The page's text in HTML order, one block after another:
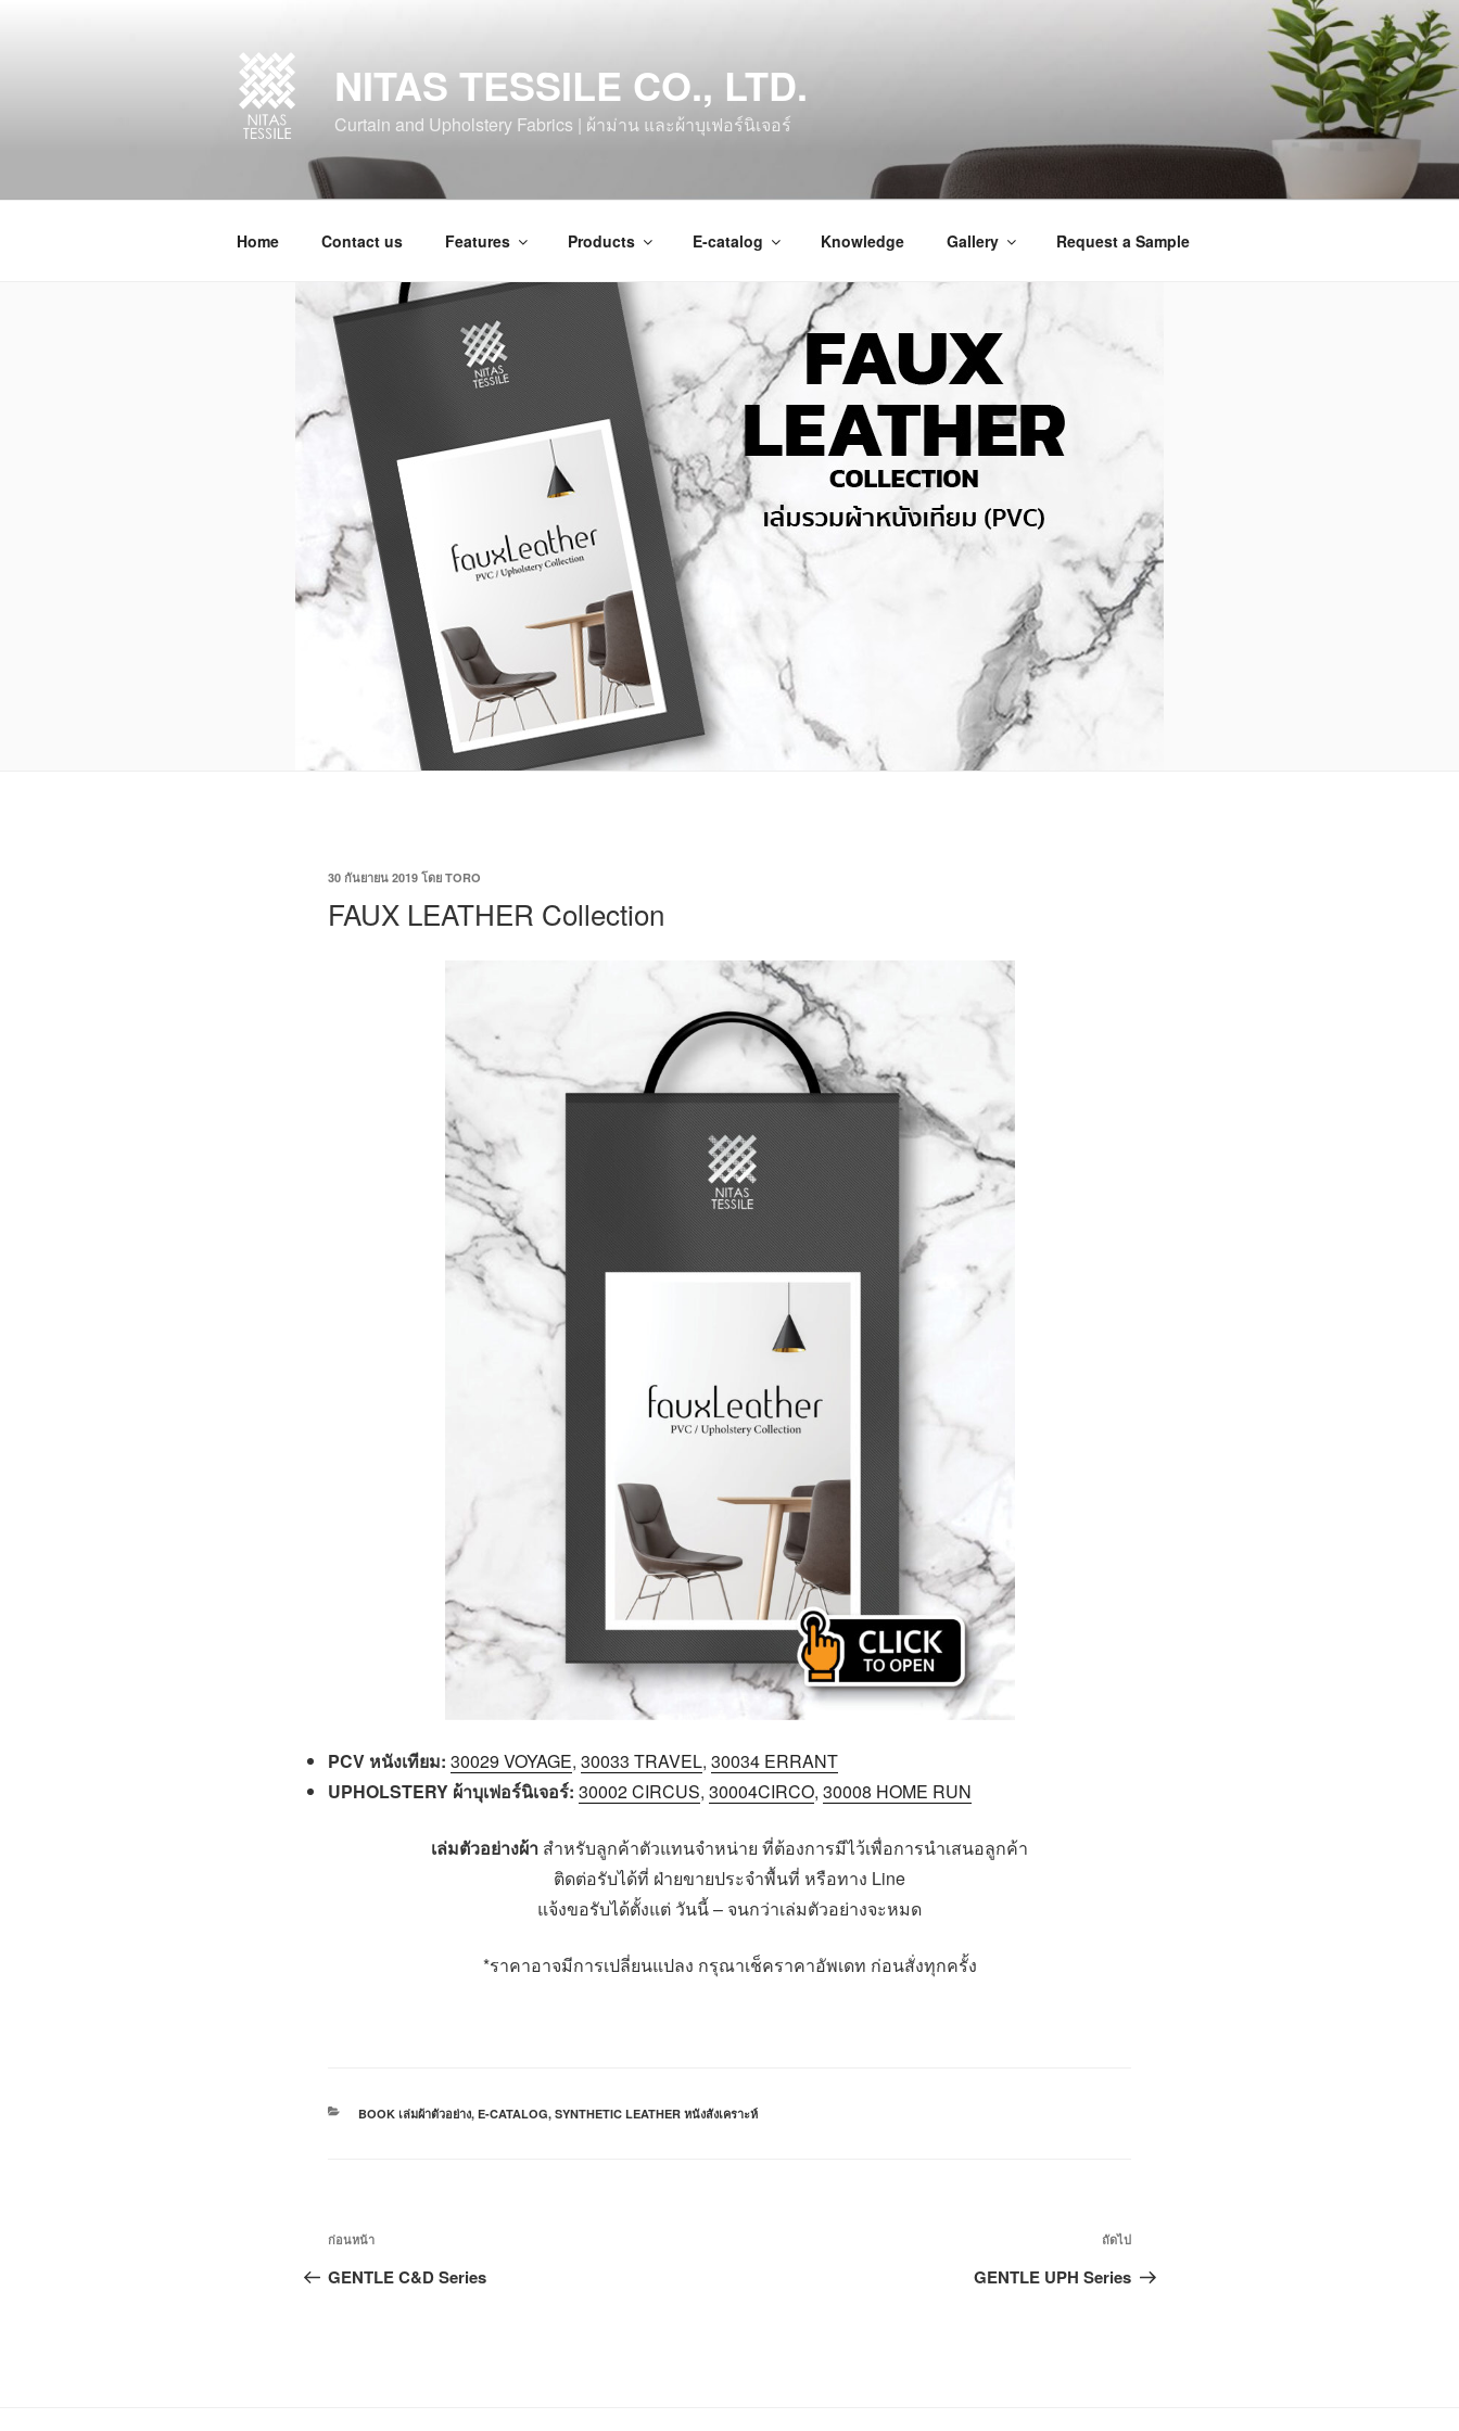
NITAS TESSILE CO., LTD.
Curtain and Upholstery Fabrics | ผ้าม่าน และผ้าบุเฟอร์นิเจอร์
Home Contact us Features Products E-catalog Knowledge Gallery Request a Sample
30 กันยายน 2019 โดย TORO
FAUX LEATHER Collection
PCV หนังเทียม: 30029 VOYAGE, 30033 TRAVEL, 30034 ERRANT
UPHOLSTERY ผ้าบุเฟอร์นิเจอร์: 30002 CIRCUS, 30004CIRCO, 30008 HOME RUN
เล่มตัวอย่างผ้า สำหรับลูกค้าตัวแทนจำหน่าย ที่ต้องการมีไว้เพื่อการนำเสนอลูกค้า
ติดต่อรับได้ที่ ฝ่ายขายประจำพื้นที่ หรือทาง Line
แจ้งขอรับได้ตั้งแต่ วันนี้ – จนกว่าเล่มตัวอย่างจะหมด
*ราคาอาจมีการเปลี่ยนแปลง กรุณาเช็คราคาอัพเดท ก่อนสั่งทุกครั้ง
BOOK เล่มผ้าตัวอย่าง, E-CATALOG, SYNTHETIC LEATHER หนังสังเคราะห์
ก่อนหน้า
GENTLE C&D Series
ถัดไป
GENTLE UPH Series